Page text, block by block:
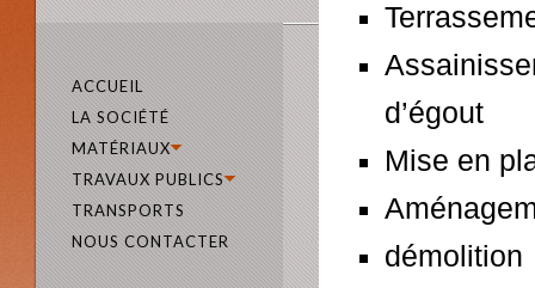
ACCUEIL
LA SOCIÉTÉ
MATÉRIAUX
TRAVAUX PUBLICS
TRANSPORTS
NOUS CONTACTER
d’égout
Mise en
démolition